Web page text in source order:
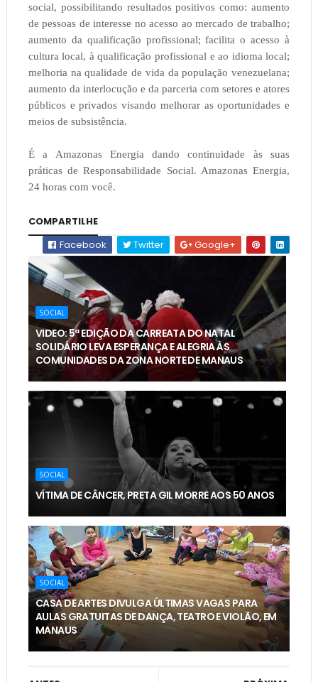
social, possibilitando resultados positivos como: aumento
de pessoas de interesse no acesso ao mercado de trabalho;
aumento da qualificação profissional; facilita o acesso à
cultura local, à qualificação profissional e ao idioma local;
melhoria na qualidade de vida da população venezuelana;
aumento da interlocução e da parceria com setores e atores
públicos e privados visando melhorar as oportunidades e
meios de subsistência.
É a Amazonas Energia dando continuidade às suas
práticas de Responsabilidade Social. Amazonas Energia,
24 horas com você.
COMPARTILHE
Facebook
Twitter Google+
SOCIAL
VIDEO: 5ª EDIÇÃO DA CARREATA DO NATAL
SOLIDÁRIO LEVA ESPERANÇA E ALEGRIA ÀS
COMUNIDADES DA ZONA NORTE DE MANAUS
SOCIAL
VÍTIMA DE CÂNCER, PRETA GIL MORRE AOS 50 ANOS
SOCIAL
CASA DE ARTES DIVULGA ÚLTIMAS VAGAS PARA
AULAS GRATUITAS DE DANÇA, TEATRO E VIOLÃO, EM
MANAUS